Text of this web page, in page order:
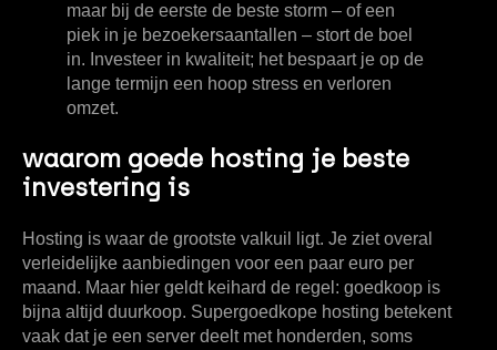
maar bij de eerste de beste storm – of een
piek in je bezoekersaantallen – stort de boel
in. Investeer in kwaliteit; het bespaart je op de
lange termijn een hoop stress en verloren
omzet.
waarom goede hosting je beste
investering is
Hosting is waar de grootste valkuil ligt. Je ziet overal
verleidelijke aanbiedingen voor een paar euro per
maand. Maar hier geldt keihard de regel: goedkoop is
bijna altijd duurkoop. Supergoedkope hosting betekent
vaak dat je een server deelt met honderden, soms